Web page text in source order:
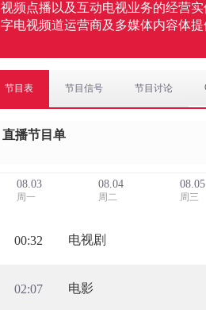
视频点播以及互动电视业务的经营
字电视频道运营商及多媒体内容体提
节目表 节目信号 节目讨论
直播节目单
08.03
周一
08.04
周二
08.05
周三
00:32 电视剧
02:07 电影